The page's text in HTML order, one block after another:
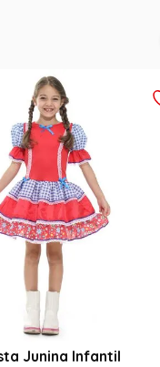
Junina Infantil